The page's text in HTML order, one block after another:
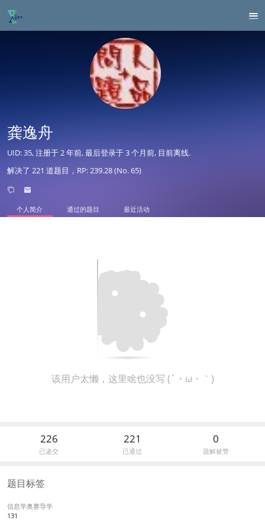
龚逸舟
UID: 35, 注册于2 年前, 最后登录于3 个月前, 目前离线.
解决了 221 道题目，RP: 239.28 (No. 65)
个人简介 通过的题目 最近活动
该用户太懒，这里啥也没写 (´・ω・｀)
226
已递交
221
已通过
0
题解被赞
题目标签
信息学奥赛导学
131